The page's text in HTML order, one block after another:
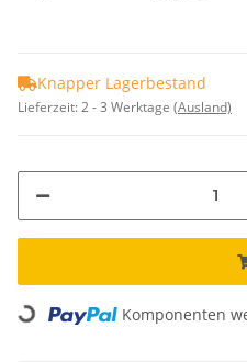
Knapper Lagerbestand
Lieferzeit:2 - 3 Werktage (Ausland)
Loading... Komponenten